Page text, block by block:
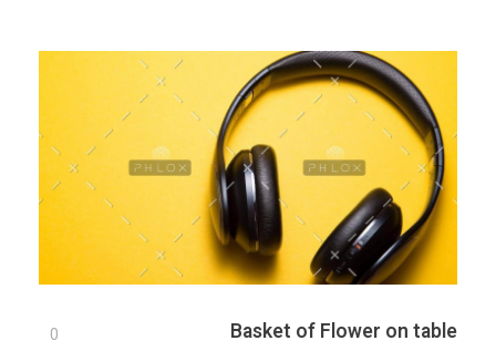
Basket of Flower on table
0